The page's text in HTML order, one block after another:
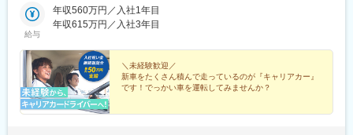
変更の範囲：会社の定める業務
愛知県豊田市堤町馬の頭1・高岡営業所：愛知県豊田市本田町三光
726・田原営業所：愛知県田原市緑が浜3-8・富士松営業所：愛知
15-53■三重県・いなべ営業所：三重県いなべ市員弁町市之原
10（中部地区配属の可能性あり）※受動喫煙対策／分煙：喫煙所
あり
給与
年収560万円／入社1年目
年収615万円／入社3年目
＼未経験歓迎／
新車をたくさん積んで走っているのが『キャリアカー』
です！でっかい車を運転してみませんか？